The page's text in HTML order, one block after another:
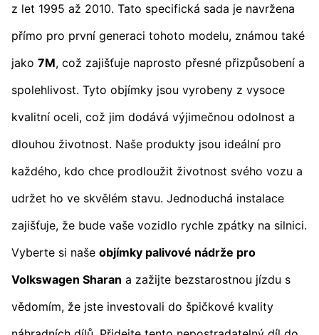
z let 1995 až 2010. Tato specifická sada je navržena
přímo pro první generaci tohoto modelu, známou také
jako 7M, což zajišťuje naprosto přesné přizpůsobení a
spolehlivost. Tyto objímky jsou vyrobeny z vysoce
kvalitní oceli, což jim dodává výjimečnou odolnost a
dlouhou životnost. Naše produkty jsou ideální pro
každého, kdo chce prodloužit životnost svého vozu a
udržet ho ve skvělém stavu. Jednoduchá instalace
zajišťuje, že bude vaše vozidlo rychle zpátky na silnici.
Vyberte si naše objímky palivové nádrže pro
Volkswagen Sharan a zažijte bezstarostnou jízdu s
vědomím, že jste investovali do špičkové kvality